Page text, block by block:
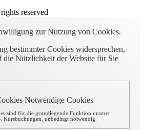
reserved
zur Nutzung von Cookies.
bestimmter Cookies widersprechen,
die Nützlichkeit der Website für Sie
Notwendige Cookies
sind für die grundlegende Funktion unserer
Kursbuchungen, unbedingt notwendig.